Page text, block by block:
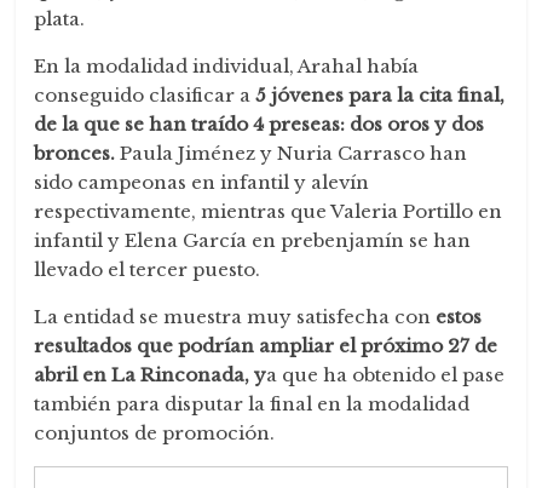
plata.
En la modalidad individual, Arahal había
conseguido clasificar a 5 jóvenes para la cita final,
de la que se han traído 4 preseas: dos oros y dos
bronces.Paula Jiménez y Nuria Carrasco han
sido campeonas en infantil y alevín
respectivamente, mientras que Valeria Portillo en
infantil y Elena García en prebenjamín se han
llevado el tercer puesto.
La entidad se muestra muy satisfecha con estos
resultados que podrían ampliar el próximo 27 de
abril en La Rinconada, ya que ha obtenido el pase
también para disputar la final en la modalidad
conjuntos de promoción.